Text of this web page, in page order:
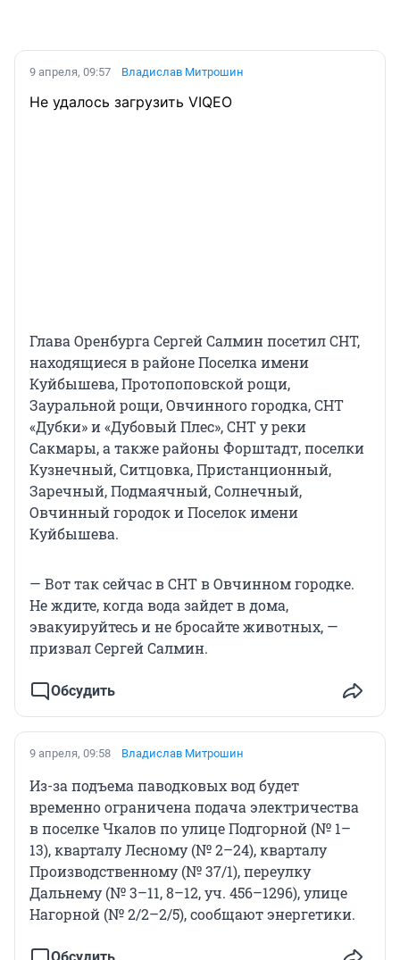
9 апреля, 09:57 Владислав Митрошин
Не удалось загрузить VIQEO
Глава Оренбурга Сергей Салмин посетил СНТ,
находящиеся в районе Поселка имени
Куйбышева, Протопоповской рощи,
Зауральной рощи, Овчинного городка, СНТ
«Дубки» и «Дубовый Плес», СНТ у реки
Сакмары, а также районы Форштадт, поселки
Кузнечный, Ситцовка, Пристанционный,
Заречный, Подмаячный, Солнечный,
Овчинный городок и Поселок имени
Куйбышева.
— Вот так сейчас в СНТ в Овчинном городке.
Не ждите, когда вода зайдет в дома,
эвакуируйтесь и не бросайте животных, —
призвал Сергей Салмин.
Обсудить
9 апреля, 09:58 Владислав Митрошин
Из-за подъема паводковых вод будет
временно ограничена подача электричества
в поселке Чкалов по улице Подгорной (№ 1–
13), кварталу Лесному (№ 2–24), кварталу
Производственному (№ 37/1), переулку
Дальнему (№ 3–11, 8–12, уч. 456–1296), улице
Нагорной (№ 2/2–2/5), сообщают энергетики.